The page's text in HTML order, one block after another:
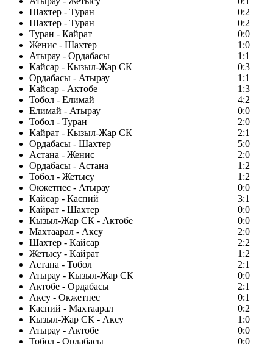
Шахтер - Туран
0:2
Шахтер - Туран
0:2
Туран - Кайрат
0:0
Женис - Шахтер
1:0
Атырау - Ордабасы
1:1
Кайсар - Кызыл-Жар СК
0:3
Ордабасы - Атырау
1:1
Кайсар - Актобе
1:3
Тобол - Елимай
4:2
Елимай - Атырау
0:0
Тобол - Туран
2:0
Кайрат - Кызыл-Жар СК
2:1
Ордабасы - Шахтер
5:0
Астана - Женис
2:0
Ордабасы - Астана
1:2
Тобол - Жетысу
1:2
Окжетпес - Атырау
0:0
Кайсар - Каспий
3:1
Кайрат - Шахтер
0:0
Кызыл-Жар СК - Актобе
0:0
Махтаарал - Аксу
2:0
Шахтер - Кайсар
2:2
Жетысу - Кайрат
1:2
Астана - Тобол
2:1
Атырау - Кызыл-Жар СК
0:0
Актобе - Ордабасы
2:1
Аксу - Окжетпес
0:1
Каспий - Махтаарал
0:2
Кызыл-Жар СК - Аксу
1:0
Атырау - Актобе
0:0
Тобол - Ордабасы
0:0